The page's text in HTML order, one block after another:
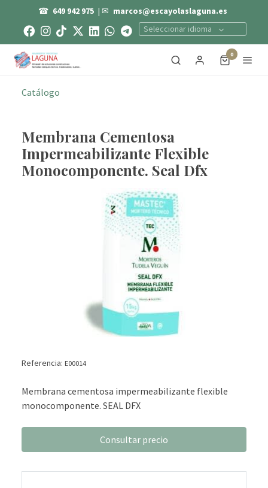
☎ 649 942 975 | ✉ marcos@escayolaslaguna.es
Seleccionar idioma
0
Catálogo
Membrana Cementosa
Impermeabilizante Flexible
Monocomponente. Seal Dfx
Referencia: E00014
Membrana cementosa impermeabilizante flexible
monocomponente. SEAL DFX
Consultar precio